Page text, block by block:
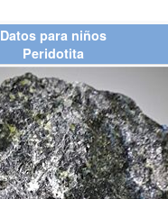
Datos para niños
Peridotita